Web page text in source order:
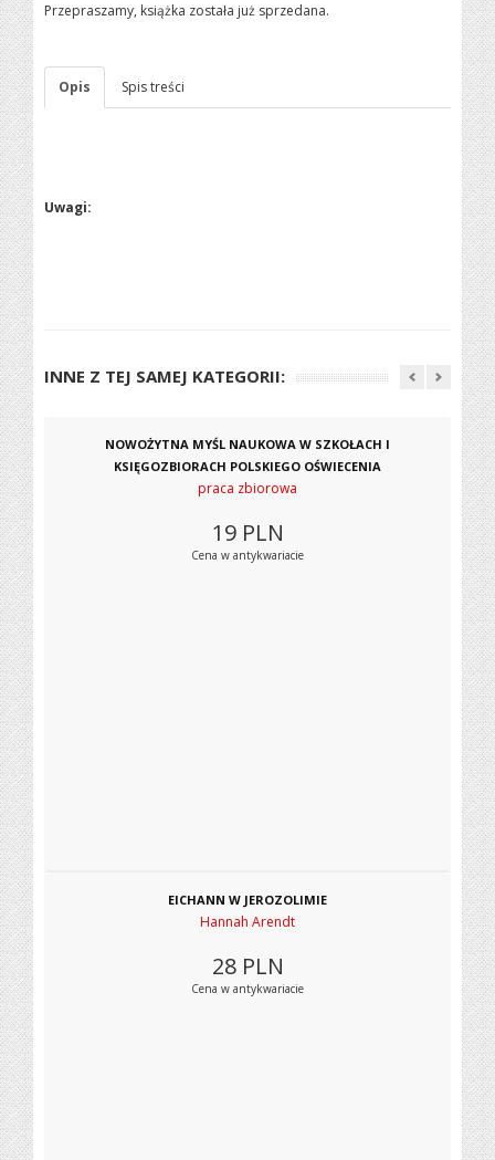
Przepraszamy, książka została już sprzedana.
Opis Spis treści
Uwagi:
INNE Z TEJ SAMEJ KATEGORII:
NOWOŻYTNA MYŚL NAUKOWA W SZKOŁACH I
KSIĘGOZBIORACH POLSKIEGO OŚWIECENIA
praca zbiorowa
19 PLN
Cena w antykwariacie
EICHANN W JEROZOLIMIE
Hannah Arendt
28 PLN
Cena w antykwariacie